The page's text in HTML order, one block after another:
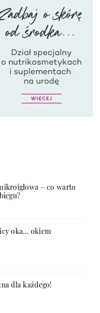
– co warto
oka… okiem
dla każdego!